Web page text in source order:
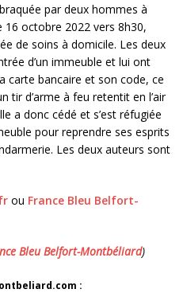
par deux hommes à
16 octobre 2022 vers 8h30,
de soins à domicile. Les deux
d’un immeuble et lui ont
carte bancaire et son code, ce
tir d’arme à feu retentit en l’air
a donc cédé et s’est réfugiée
pour reprendre ses esprits
Les deux auteurs sont
ou France Bleu Belfort-
Bleu Belfort-Montbéliard)
: